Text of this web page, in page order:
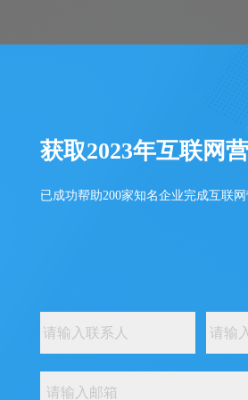
获取2023年互联网
已成功帮助200家知名企业完成互联